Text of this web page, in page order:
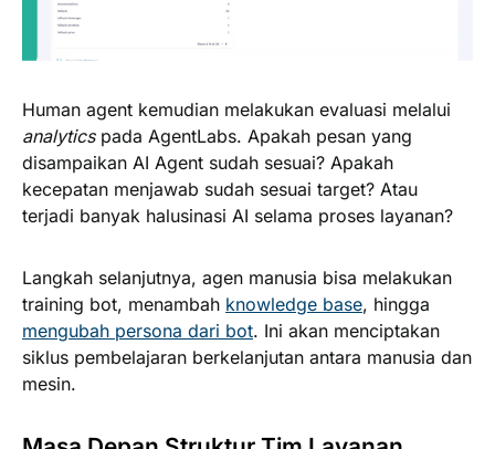
Human agent kemudian melakukan evaluasi melalui
analytics pada AgentLabs. Apakah pesan yang
disampaikan AI Agent sudah sesuai? Apakah
kecepatan menjawab sudah sesuai target? Atau
terjadi banyak halusinasi AI selama proses layanan?
Langkah selanjutnya, agen manusia bisa melakukan
training bot, menambah knowledge base, hingga
mengubah persona dari bot. Ini akan menciptakan
siklus pembelajaran berkelanjutan antara manusia dan
mesin.